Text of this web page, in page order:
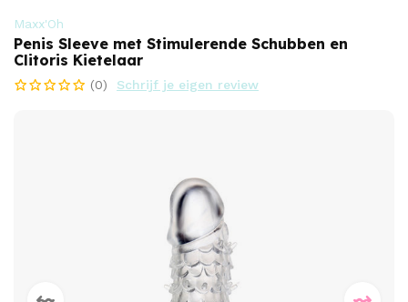
Maxx'Oh
Penis Sleeve met Stimulerende Schubben en
Clitoris Kietelaar
(0) Schrijf je eigen review